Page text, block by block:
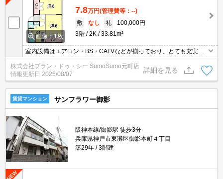
画像：1枚
7.8万円(管理費等：--)
敷
なし 礼
100,000円
3階
2K 33.81m²
室内設備はエアコン・BS・CATVなどが揃っており、とても充実し
ています。ぜひご覧いただきたい賃貸物件です。通風良好で常に新
鮮な空気を送り込むマンションをご案内します。近くにパーキング
があるので長い距離を歩く心配がないのが魅力です。日光もたくさ
ん入ってくるベランダがあります。
株式会社プラン・ドゥ・シー SumoSumo元町店
情報更新日 2026/08/07
詳細を見る
賃貸マンション サンフラワー御影
阪神本線/御影駅 徒歩3分
兵庫県神戸市東灘区御影本町４丁目
築29年
3階建